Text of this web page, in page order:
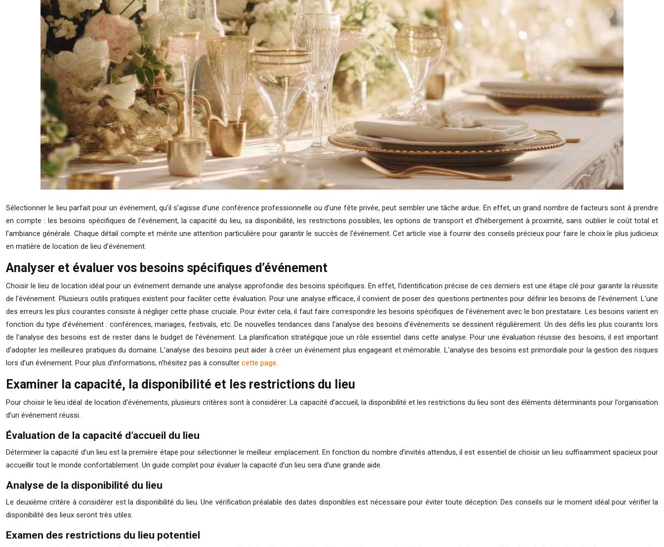
Sélectionner le lieu parfait pour un événement, qu’il s’agisse d’une conférence professionnelle ou d’une fête privée, peut sembler une tâche ardue. En effet, un grand nombre de facteurs sont à prendre
en compte : les besoins spécifiques de l’événement, la capacité du lieu, sa disponibilité, les restrictions possibles, les options de transport et d’hébergement à proximité, sans oublier le coût total et
l’ambiance générale. Chaque détail compte et mérite une attention particulière pour garantir le succès de l’événement. Cet article vise à fournir des conseils précieux pour faire le choix le plus judicieux
en matière de location de lieu d’événement.
Analyser et évaluer vos besoins spécifiques d’événement
Choisir le lieu de location idéal pour un événement demande une analyse approfondie des besoins spécifiques. En effet, l’identification précise de ces derniers est une étape clé pour garantir la réussite
de l’événement. Plusieurs outils pratiques existent pour faciliter cette évaluation. Pour une analyse efficace, il convient de poser des questions pertinentes pour définir les besoins de l’événement. L’une
des erreurs les plus courantes consiste à négliger cette phase cruciale. Pour éviter cela, il faut faire correspondre les besoins spécifiques de l’événement avec le bon prestataire. Les besoins varient en
fonction du type d’événement : conférences, mariages, festivals, etc. De nouvelles tendances dans l’analyse des besoins d’événements se dessinent régulièrement. Un des défis les plus courants lors
de l’analyse des besoins est de rester dans le budget de l’événement. La planification stratégique joue un rôle essentiel dans cette analyse. Pour une évaluation réussie des besoins, il est important
d’adopter les meilleures pratiques du domaine. L’analyse des besoins peut aider à créer un événement plus engageant et mémorable. L’analyse des besoins est primordiale pour la gestion des risques
lors d’un événement. Pour plus d’informations, n’hésitez pas à consulter cette page.
Examiner la capacité, la disponibilité et les restrictions du lieu
Pour choisir le lieu idéal de location d’événements, plusieurs critères sont à considérer. La capacité d’accueil, la disponibilité et les restrictions du lieu sont des éléments déterminants pour l’organisation
d’un événement réussi.
Évaluation de la capacité d’accueil du lieu
Déterminer la capacité d’un lieu est la première étape pour sélectionner le meilleur emplacement. En fonction du nombre d’invités attendus, il est essentiel de choisir un lieu suffisamment spacieux pour
accueillir tout le monde confortablement. Un guide complet pour évaluer la capacité d’un lieu sera d’une grande aide.
Analyse de la disponibilité du lieu
Le deuxième critère à considérer est la disponibilité du lieu. Une vérification préalable des dates disponibles est nécessaire pour éviter toute déception. Des conseils sur le moment idéal pour vérifier la
disponibilité des lieux seront très utiles.
Examen des restrictions du lieu potentiel